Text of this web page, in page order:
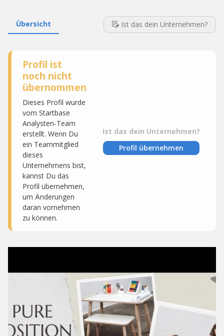
Übersicht Ist das dein Unternehmen?
Profil ist
noch nicht
übernommen
Dieses Profil wurde
vom Startbase
Analysten-Team
erstellt. Wenn Du
ein Teammitglied
dieses
Unternehmens bist,
kannst Du das
Profil übernehmen,
um Änderungen
daran vornehmen
zu können.
Ist das dein Unternehmen?
Profil übernehmen